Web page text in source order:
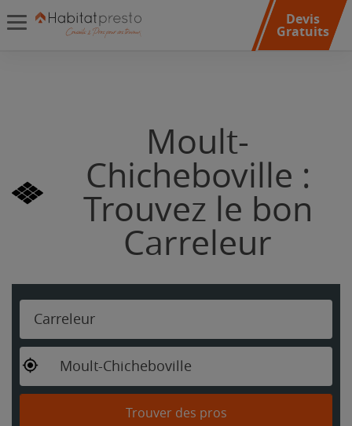
Devis
Gratuits
Moult-
Chicheboville :
Trouvez le bon
Carreleur
Carreleur
Moult-Chicheboville
Trouver des pros